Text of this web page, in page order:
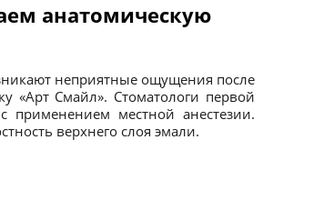
анатомическую
неприятные ощущения после
«Арт Смайл». Стоматологи первой
применением местной анестезии.
верхнего слоя эмали.